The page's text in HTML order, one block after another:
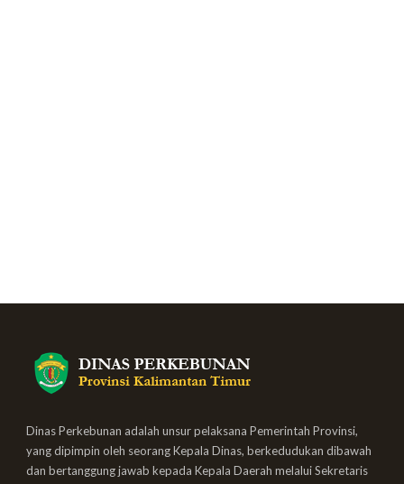
Dinas Perkebunan adalah unsur pelaksana Pemerintah Provinsi,
yang dipimpin oleh seorang Kepala Dinas, berkedudukan dibawah
dan bertanggung jawab kepada Kepala Daerah melalui Sekretaris